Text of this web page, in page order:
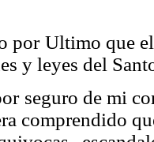
por Ultimo que
y leyes del
seguro de mi
comprendido